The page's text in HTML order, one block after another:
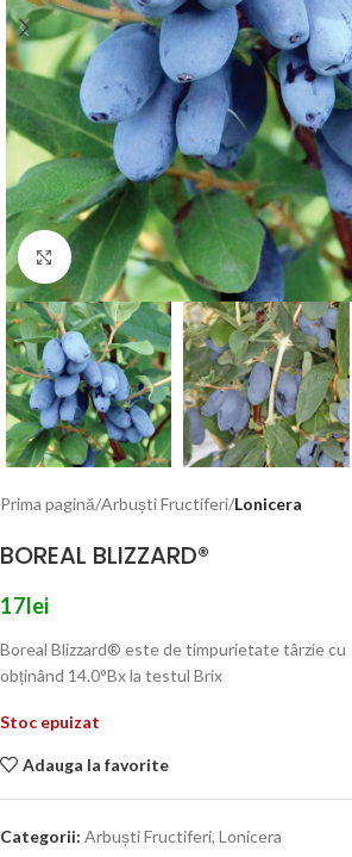
Click to enlarge
Prima pagină Arbuști Fructiferi Lonicera
BOREAL BLIZZARD®
17lei
Boreal Blizzard® este de timpurietate târzie
obținând 14.0°Bx la testul Brix
Stoc epuizat
Adauga la favorite
Categorii: Arbuști Fructiferi, Lonicera